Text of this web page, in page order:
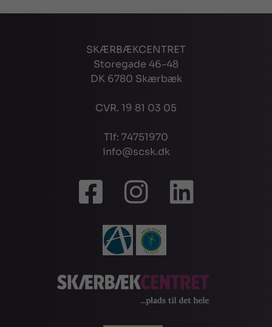
SKÆRBÆKCENTRET
Storegade 46-48
DK 6780 Skærbæk
CVR. 19 81 03 05
Tlf: 74751970
info@scsk.dk